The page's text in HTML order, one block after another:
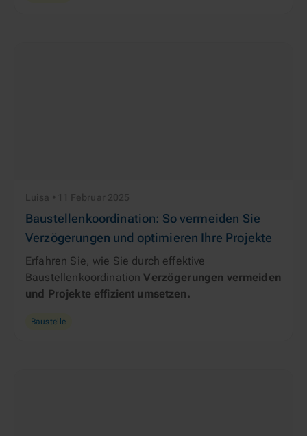
Luisa • 11 Februar 2025
Baustellenkoordination: So vermeiden Sie
Verzögerungen und optimieren Ihre Projekte
Erfahren Sie, wie Sie durch effektive
BaustellenkoordinationVerzögerungen vermeiden
und Projekte effizient umsetzen.
Baustelle